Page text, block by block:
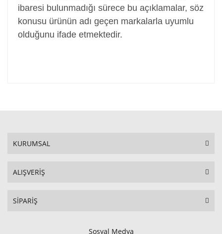
ibaresi bulunmadığı sürece bu açıklamalar, söz
konusu ürünün adı geçen markalarla uyumlu
olduğunu ifade etmektedir.
KURUMSAL
ALIŞVERİŞ
SİPARİŞ
Sosyal Medya